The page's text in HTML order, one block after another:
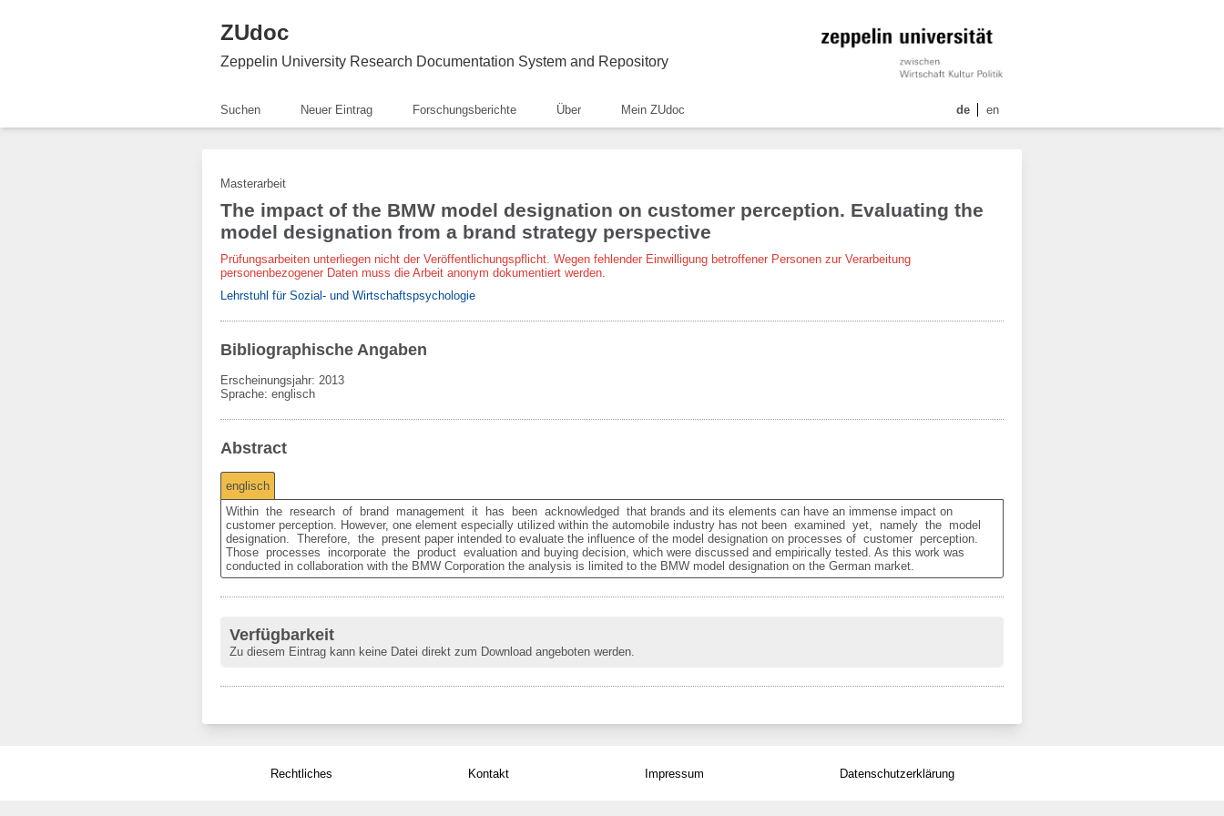
ZUdoc
Zeppelin University Research Documentation System and Repository
Suchen Neuer Eintrag Forschungsberichte Über Mein ZUdoc de en
Masterarbeit
The impact of the BMW model designation on customer perception. Evaluating the
model designation from a brand strategy perspective
Prüfungsarbeiten unterliegen nicht der Veröffentlichungspflicht. Wegen fehlender Einwilligung betroffener Personen zur Verarbeitung
personenbezogener Daten muss die Arbeit anonym dokumentiert werden.
Lehrstuhl für Sozial- und Wirtschaftspsychologie
Bibliographische Angaben
Erscheinungsjahr: 2013
Sprache: englisch
Abstract
englisch
Within  the  research  of  brand  management  it  has  been  acknowledged  that brands and its elements can have an immense impact on
customer perception. However, one element especially utilized within the automobile industry has not been  examined  yet,  namely  the  model
designation.  Therefore,  the  present paper intended to evaluate the influence of the model designation on processes of  customer  perception.
Those  processes  incorporate  the  product  evaluation and buying decision, which were discussed and empirically tested. As this work was
conducted in collaboration with the BMW Corporation the analysis is limited to the BMW model designation on the German market.
Verfügbarkeit
Zu diesem Eintrag kann keine Datei direkt zum Download angeboten werden.
Rechtliches Kontakt Impressum Datenschutzerklärung